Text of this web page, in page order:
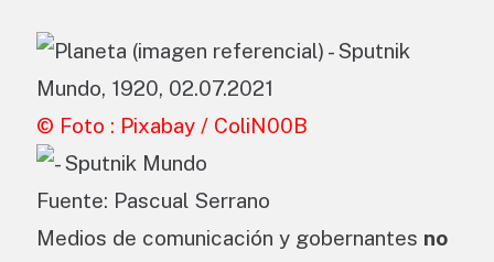
© Foto : Pixabay / ColiN00B
Fuente: Pascual Serrano
Medios de comunicación y gobernantes no